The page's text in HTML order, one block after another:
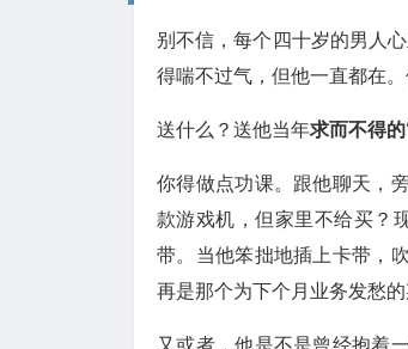
别不信，每个四十岁的男人
得喘不过气，但他一直都在
送什么？送他当年求而不得的
你得做点功课。跟他聊天，
款游戏机，但家里不给买？
带。当他笨拙地插上卡带，
再是那个为下个月业务发愁
又或者，他是不是曾经抱着